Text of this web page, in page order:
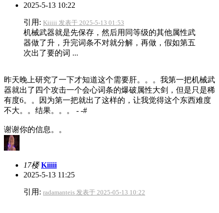
2025-5-13 10:22
引用: Kiiiii 发表于 2025-5-13 01:53
机械武器就是先保存，然后用同等级的其他属性武
器做了升，升完词条不对就分解，再做，假如第五
次出了要的词 ...
昨天晚上研究了一下才知道这个需要肝。。。我第一把机械武
器就出了四个攻击一个会心词条的爆破属性大剑，但是只是稀
有度6。。因为第一把就出了这样的，让我觉得这个东西难度
不大。。结果。。。 - -#
谢谢你的信息。。
17楼 Kiiiii
2025-5-13 11:25
引用: radamanteis 发表于 2025-05-13 10:22